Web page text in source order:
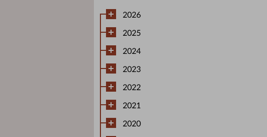
2026
2025
2024
2023
2022
2021
2020